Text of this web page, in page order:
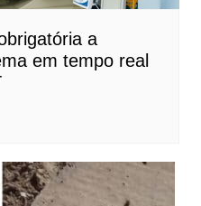
a
em tempo real